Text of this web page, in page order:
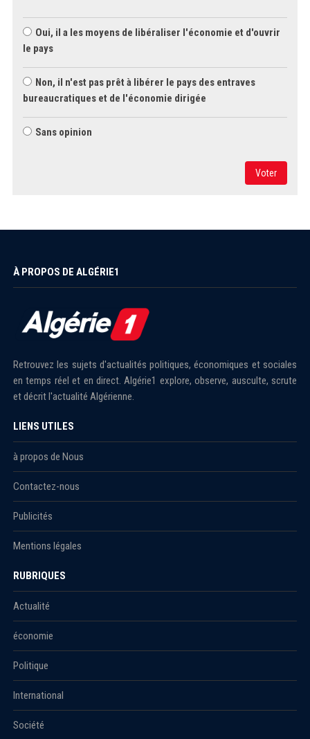
Oui, il a les moyens de libéraliser l'économie et d'ouvrir
le pays
Non, il n'est pas prêt à libérer le pays des entraves
bureaucratiques et de l'économie dirigée
Sans opinion
Voter
À PROPOS DE ALGÉRIE1
Retrouvez les sujets d'actualités politiques, économiques et sociales
en temps réel et en direct. Algérie1 explore, observe, ausculte, scrute
et décrit l'actualité Algérienne.
LIENS UTILES
à propos de Nous
Contactez-nous
Publicités
Mentions légales
RUBRIQUES
Actualité
économie
Politique
International
Société